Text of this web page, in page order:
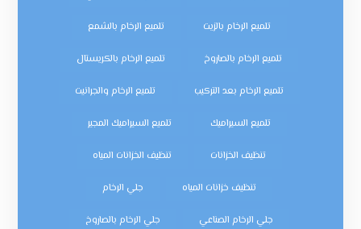
تلميع الرخام بالزيت تلميع الرخام بالشمع
تلميع الرخام بالصاروخ تلميع الرخام بالكريستال
تلميع الرخام بعد التركيب تلميع الرخام والجرانيت
تلميع السيراميك تلميع السيراميك المجير
تنظيف الخزانات تنظيف الخزانات المياه
تنظيف خزانات المياه جلي الرخام
جلي الرخام الصناعي جلي الرخام بالصاروخ